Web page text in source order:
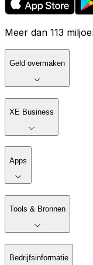
Meer dan 113
Geld overmaken
XE Business
Apps
Tools & Bronnen
Bedrijfsinformatie